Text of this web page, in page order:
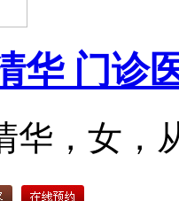
华 门诊
华，女，